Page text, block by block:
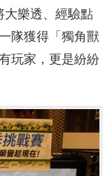
大樂透、經驗點
隊獲得「獨角獸
玩家，更是紛紛